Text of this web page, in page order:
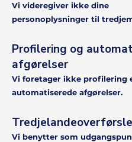
Vi videregiver ikke dine
personoplysninger til
Profilering og
afgørelser
Vi foretager ikke profilering
automatiserede afgørelser.
Vi benytter som